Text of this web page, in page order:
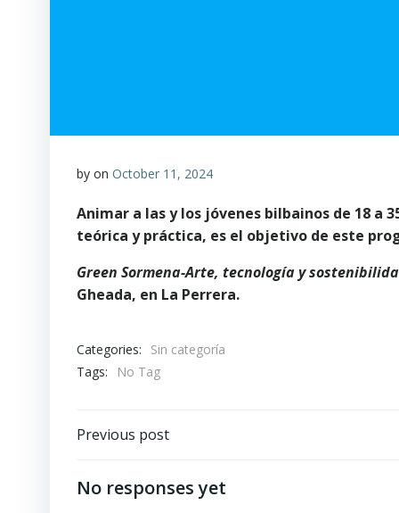
by on October 11, 2024
Animar a las y los jóvenes bilbainos de 18 a
teórica y práctica, es el objetivo de este
Green Sormena-Arte, tecnología y
Gheada, en La Perrera.
Categories:
Sin categoría
Tags:
No Tag
Post
navigation
Previous post
No responses yet